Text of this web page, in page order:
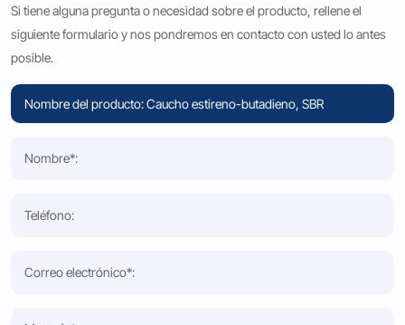
Si tiene alguna pregunta o necesidad sobre el producto, rellene el
siguiente formulario y nos pondremos en contacto con usted lo antes
posible.